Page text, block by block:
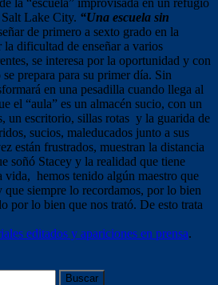
Salt Lake City. “Una escuela sin
de primero a sexto grado en la
la dificultad de enseñar a varios
se interesa por la oportunidad y con
prepara para su primer día. Sin
en una pesadilla cuando llega al
el “aula” es un almacén sucio, con un
un escritorio, sillas rotas y la guarida de
sucios, maleducados junto a sus
están frustrados, muestran la distancia
soñó Stacey y la realidad que tiene
vida, hemos tenido algún maestro que
siempre lo recordamos, por lo bien
por lo bien que nos trató. De esto trata
editados y apariciones en prensa.